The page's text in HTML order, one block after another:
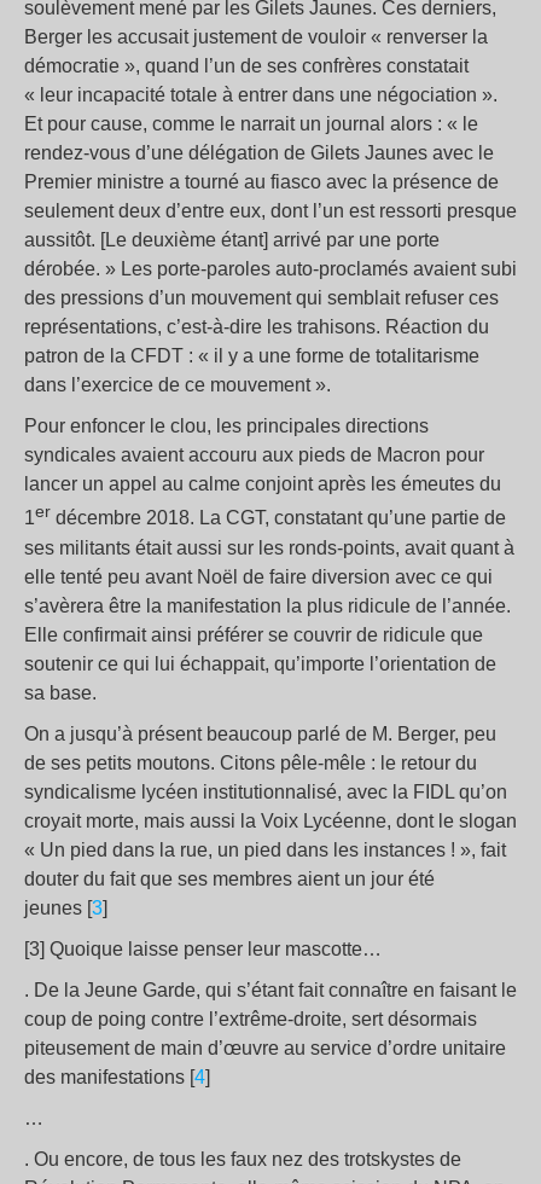
soulèvement mené par les Gilets Jaunes. Ces derniers,
Berger les accusait justement de vouloir « renverser la
démocratie », quand l’un de ses confrères constatait
« leur incapacité totale à entrer dans une négociation ».
Et pour cause, comme le narrait un journal alors : « le
rendez-vous d’une délégation de Gilets Jaunes avec le
Premier ministre a tourné au fiasco avec la présence de
seulement deux d’entre eux, dont l’un est ressorti presque
aussitôt. [Le deuxième étant] arrivé par une porte
dérobée. » Les porte-paroles auto-proclamés avaient subi
des pressions d’un mouvement qui semblait refuser ces
représentations, c’est-à-dire les trahisons. Réaction du
patron de la CFDT : « il y a une forme de totalitarisme
dans l’exercice de ce mouvement ».
Pour enfoncer le clou, les principales directions
syndicales avaient accouru aux pieds de Macron pour
lancer un appel au calme conjoint après les émeutes du
1er décembre 2018. La CGT, constatant qu’une partie de
ses militants était aussi sur les ronds-points, avait quant à
elle tenté peu avant Noël de faire diversion avec ce qui
s’avèrera être la manifestation la plus ridicule de l’année.
Elle confirmait ainsi préférer se couvrir de ridicule que
soutenir ce qui lui échappait, qu’importe l’orientation de
sa base.
On a jusqu’à présent beaucoup parlé de M. Berger, peu
de ses petits moutons. Citons pêle-mêle : le retour du
syndicalisme lycéen institutionnalisé, avec la FIDL qu’on
croyait morte, mais aussi la Voix Lycéenne, dont le slogan
« Un pied dans la rue, un pied dans les instances ! », fait
douter du fait que ses membres aient un jour été
jeunes [3]
[3] Quoique laisse penser leur mascotte…
. De la Jeune Garde, qui s’étant fait connaître en faisant le
coup de poing contre l’extrême-droite, sert désormais
piteusement de main d’œuvre au service d’ordre unitaire
des manifestations [4]
…
. Ou encore, de tous les faux nez des trotskystes de